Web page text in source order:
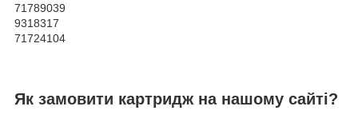
71789039
9318317
71724104
Як замовити картридж на нашому сайті?